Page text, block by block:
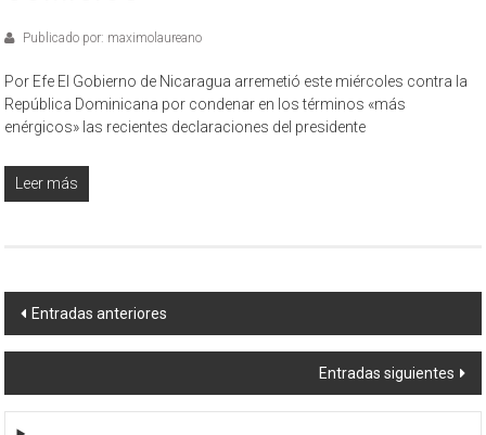
Publicado por: maximolaureano
Por Efe El Gobierno de Nicaragua arremetió este miércoles contra la
República Dominicana por condenar en los términos «más
enérgicos» las recientes declaraciones del presidente
Leer más
Navegación
de
entradas
Entradas anteriores
Entradas siguientes